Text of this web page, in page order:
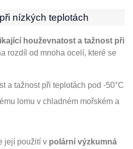
nízkých teplotách
houževnatost a tažnost při
rozdíl od mnoha ocelí, které se
a tažnost při teplotách pod -50°C
lomu v chladném mořském a
její použití v polární výzkumná